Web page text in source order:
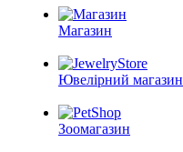
Магазин
Ювелірний магазин
Зоомагазин